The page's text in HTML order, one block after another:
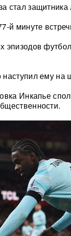
стал
й минуте
эпизодов
наступил ему на
Инкапье